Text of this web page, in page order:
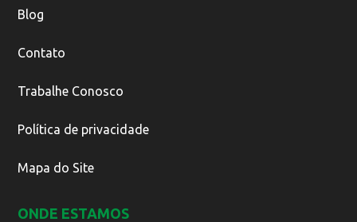
Blog
Contato
Trabalhe Conosco
Política de privacidade
Mapa do Site
ONDE ESTAMOS